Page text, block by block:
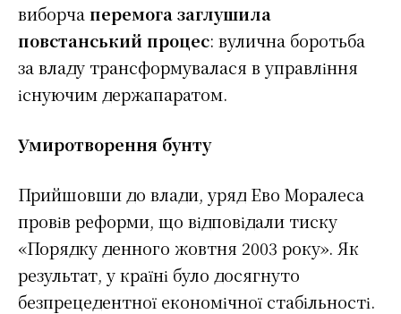
виборча перемога заглушила
повстанський процес: вулична боротьба
за владу трансформувалася в управління
існуючим держапаратом.
Умиротворення бунту
Прийшовши до влади, уряд Ево Моралеса
провів реформи, що відповідали тиску
«Порядку денного жовтня 2003 року». Як
результат, у країні було досягнуто
безпрецедентної економічної стабільності.